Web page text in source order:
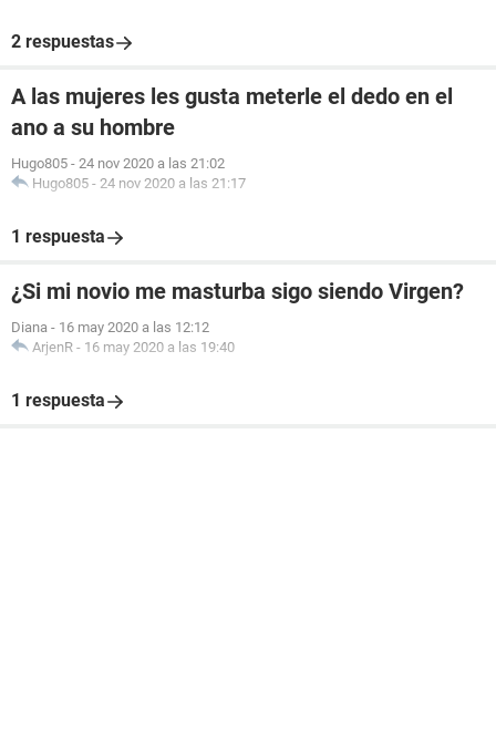
2 respuestas
A las mujeres les gusta meterle el dedo en el
ano a su hombre
Hugo805 - 24 nov 2020 a las 21:02
Hugo805 - 24 nov 2020 a las 21:17
1 respuesta
¿Si mi novio me masturba sigo siendo Virgen?
Diana - 16 may 2020 a las 12:12
ArjenR - 16 may 2020 a las 19:40
1 respuesta